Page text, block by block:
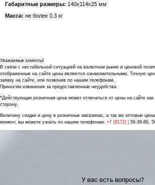
Габаритные размеры: 140х114х25 мм
Масса: не более 0.3 кг
Уважаемые клиенты!
В связи с нестабильной ситуацией на валютном рынке и ценовой
отображенные на сайте цены являются ознакомительными. Точную
заявку на сайте, или позвонив по нашим телефонам.
Приносим извинения за предоставленные неудобства.
*Действующая розничная цена может отличаться от цены на сайте
сторону.
Величину скидки и цену в розничных магазинах, а так же оптовые
момент, вы можете узнать по нашим телефонам: +7 (8172) | 56-36-80,
У вас есть вопросы?